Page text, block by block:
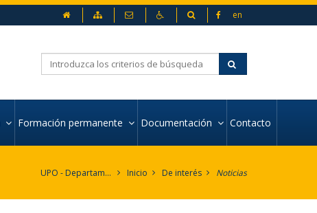
en
Mapa web Contacto AccesibilidadBuscador
Formación permanente Documentación Contacto
UPO - Departamento de Organización de Empresas y Marketing Inicio De interés Noticias